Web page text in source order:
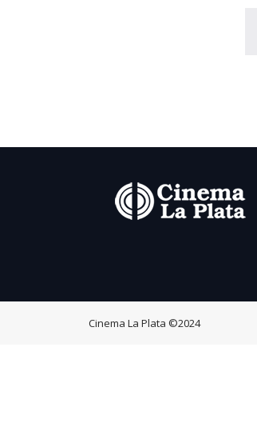
Cinema La Plata ©2024